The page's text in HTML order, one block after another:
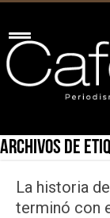
Archivos de
La historia
terminó con